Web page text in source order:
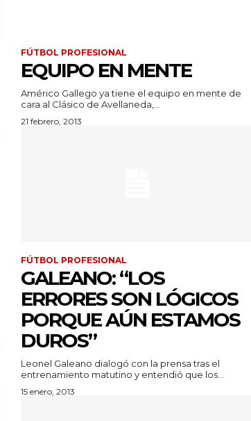
FÚTBOL PROFESIONAL
EQUIPO EN MENTE
Américo Gallego ya tiene el equipo en mente de
cara al Clásico de Avellaneda,...
21 febrero, 2013
FÚTBOL PROFESIONAL
GALEANO: “LOS
ERRORES SON LÓGICOS
PORQUE AÚN ESTAMOS
DUROS”
Leonel Galeano dialogó con la prensa tras el
entrenamiento matutino y entendió que los...
15 enero, 2013